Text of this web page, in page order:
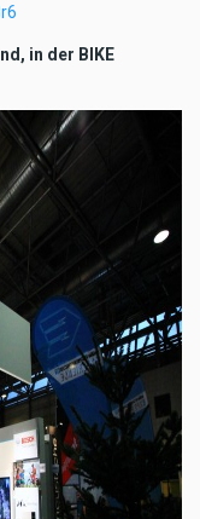
in der BIKE